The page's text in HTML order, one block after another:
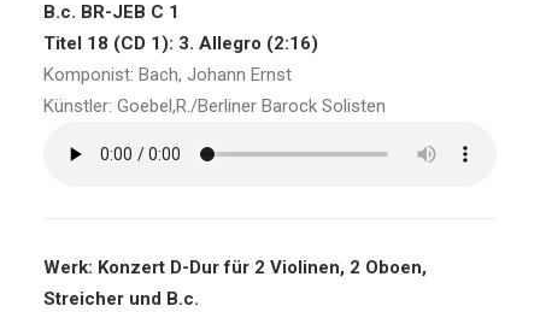
B.c. BR-JEB C 1
Titel 18 (CD 1): 3. Allegro (2:16)
Komponist: Bach, Johann Ernst
Künstler: Goebel,R./Berliner Barock Solisten
Werk: Konzert D-Dur für 2 Violinen, 2 Oboen,
Streicher und B.c.